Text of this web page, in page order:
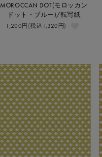
MOROCCAN DOT(モロッカン
ドット・ブルー)/転写紙
1,200円(税込1,320円)